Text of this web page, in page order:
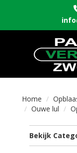
Home
Ouwe lul
Bekijk